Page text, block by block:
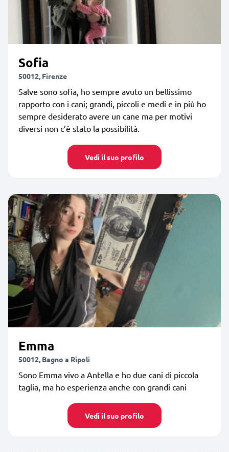
Sofia
50012, Firenze
Salve sono sofia, ho sempre avuto un bellissimo
rapporto con i cani; grandi, piccoli e medi e in più ho
sempre desiderato avere un cane ma per motivi
diversi non c’è stato la possibilità.
Vedi il suo profilo
Emma
50012, Bagno a Ripoli
Sono Emma vivo a Antella e ho due cani di piccola
taglia, ma ho esperienza anche con grandi cani
Vedi il suo profilo